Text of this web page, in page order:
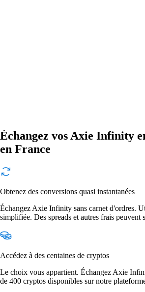
Échangez vos Axie Infinity
en France
Obtenez des conversions quasi instantanées
Échangez Axie Infinity sans carnet d'ordres.
simplifiée. Des spreads et autres frais peuvent
Accédez à des centaines de cryptos
Le choix vous appartient. Échangez Axie
de 400 cryptos disponibles sur notre